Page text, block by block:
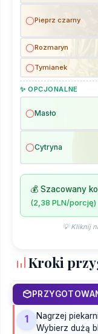
Pieprz czarny
Rozmaryn
Tymianek
✨ OPCJONALNE
Masło
Cytryna
💰 Szacowany
(2,38 PLN/porcję)
💡 Kliknij
Kroki
1
Nagrzej
Wybierz dużą